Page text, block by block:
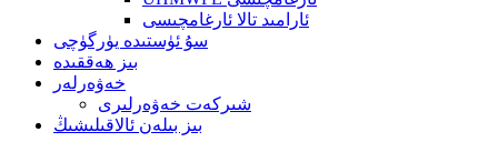
ئارامىد تالا ئارغامچىسى
سۇ ئۈستىدە يۈرگۈچى
بىز ھەققىدە
خەۋەرلەر
شىركەت خەۋەرلىرى
بىز بىلەن ئالاقىلىشىڭ